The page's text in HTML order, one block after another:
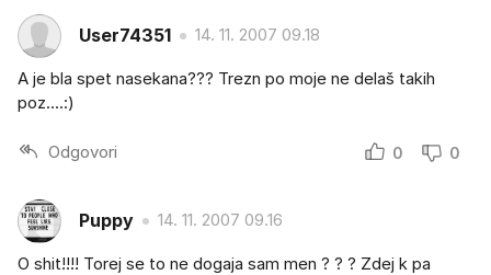
User74351 14. 11. 2007 09.18
A je bla spet nasekana??? Trezn po moje ne delaš takih
poz....:)
Odgovori 0 0
Puppy 14. 11. 2007 09.16
O shit!!!! Torej se to ne dogaja sam men ? ? ? Zdej k pa